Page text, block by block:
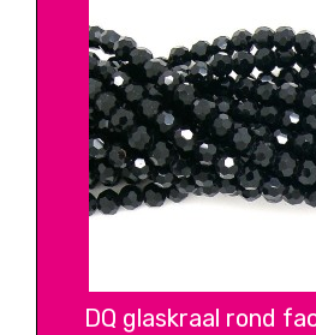
DQ glaskraal rond